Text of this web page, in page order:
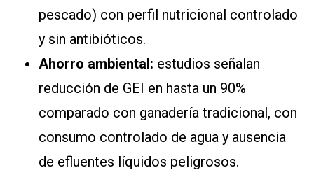
pescado) con perfil nutricional controlado
y sin antibióticos.
Ahorro ambiental: estudios señalan
reducción de GEI en hasta un 90%
comparado con ganadería tradicional, con
consumo controlado de agua y ausencia
de efluentes líquidos peligrosos.